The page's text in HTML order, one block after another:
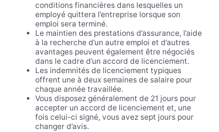
conditions financières dans lesquelles un
employé quittera l’entreprise lorsque son
emploi sera terminé.
Le maintien des prestations d’assurance, l’aide
à la recherche d’un autre emploi et d’autres
avantages peuvent également être négociés
dans le cadre d’un accord de licenciement.
Les indemnités de licenciement typiques
offrent une à deux semaines de salaire pour
chaque année travaillée.
Vous disposez généralement de 21 jours pour
accepter un accord de licenciement et, une
fois celui-ci signé, vous avez sept jours pour
changer d’avis.